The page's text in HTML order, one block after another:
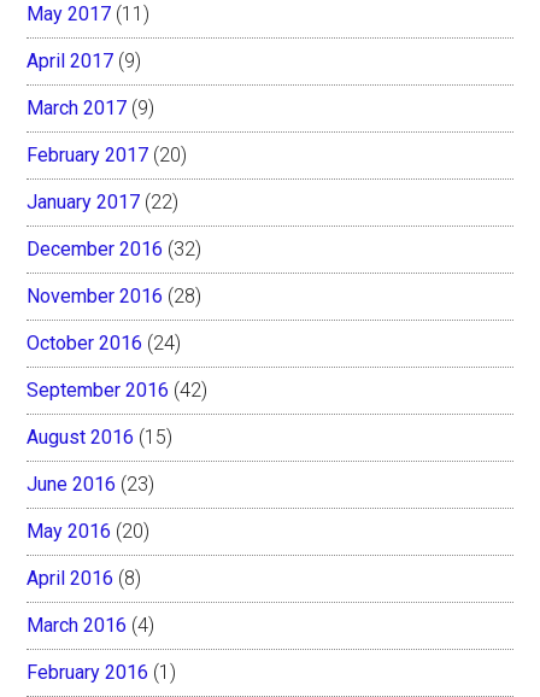
May 2017 (11)
April 2017 (9)
March 2017 (9)
February 2017 (20)
January 2017 (22)
December 2016 (32)
November 2016 (28)
October 2016 (24)
September 2016 (42)
August 2016 (15)
June 2016 (23)
May 2016 (20)
April 2016 (8)
March 2016 (4)
February 2016 (1)